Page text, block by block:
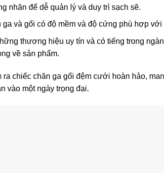
nhăn để dễ quản lý và duy trì sạch sẽ.
và gối có độ mềm và độ cứng phù hợp
thương hiệu uy tín và có tiếng trong
về sản phẩm.
ra chiếc chăn ga gối đệm cưới hoàn hảo,
vào một ngày trọng đại.